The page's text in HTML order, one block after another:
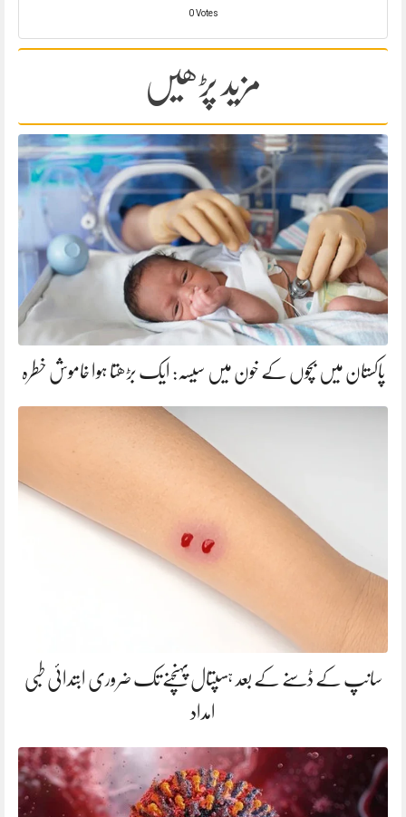
0 Votes
مزید پڑھیں
پاکستان میں بچوں کے خون میں سیسہ: ایک بڑھتا ہوا خاموش خطرہ
سانپ کے ڈسنے کے بعد ہسپتال پہنچنے تک ضروری ابتدائی طبی
امداد